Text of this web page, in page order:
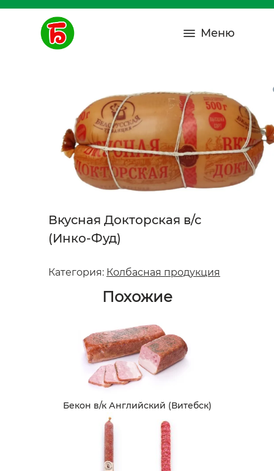
Меню
Вкусная Докторская в/с
(Инко-Фуд)
Категория: Колбасная продукция
Похожие
Бекон в/к Английский (Витебск)